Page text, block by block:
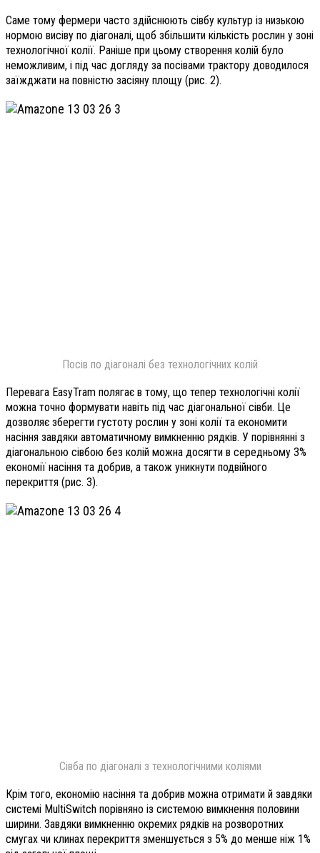
Саме тому фермери часто здійснюють сівбу культур із низькою
нормою висіву по діагоналі, щоб збільшити кількість рослин у зоні
технологічної колії. Раніше при цьому створення колій було
неможливим, і під час догляду за посівами трактору доводилося
заїжджати на повністю засіяну площу (рис. 2).
Посів по діагоналі без технологічних колій
Перевага EasyTram полягає в тому, що тепер технологічні колії
можна точно формувати навіть під час діагональної сівби. Це
дозволяє зберегти густоту рослин у зоні колії та економити
насіння завдяки автоматичному вимкненню рядків. У порівнянні з
діагональною сівбою без колій можна досягти в середньому 3%
економії насіння та добрив, а також уникнути подвійного
перекриття (рис. 3).
Сівба по діагоналі з технологічними коліями
Крім того, економію насіння та добрив можна отримати й завдяки
системі MultiSwitch порівняно із системою вимкнення половини
ширини. Завдяки вимкненню окремих рядків на розворотних
смугах чи клинах перекриття зменшується з 5% до менше ніж 1%